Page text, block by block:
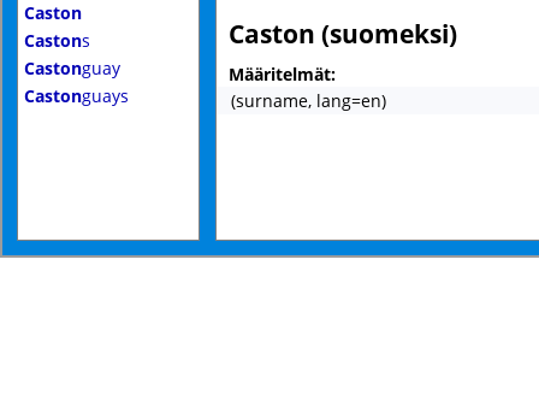
Caston
Castons
Castonguay
Castonguays
Caston (suomeksi)
Määritelmät:
(surname, lang=en)